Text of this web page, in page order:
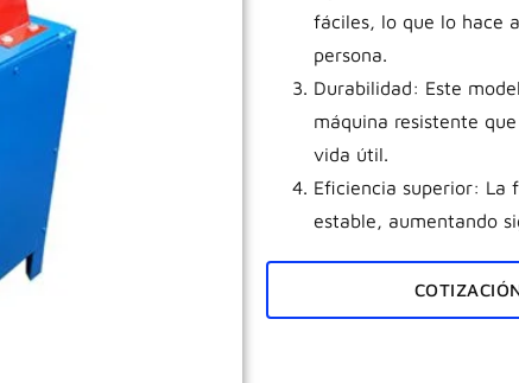
fáciles, lo que lo hace
persona.
Durabilidad: Este
máquina resistente
vida útil.
Eficiencia superior: La
estable, aumentando